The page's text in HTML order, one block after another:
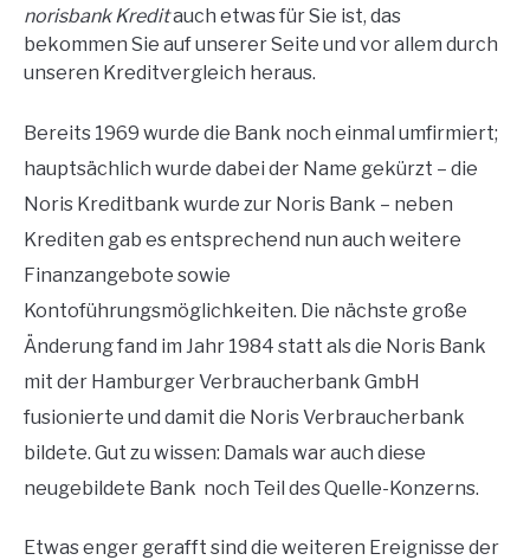
norisbank Kreditauch etwas für Sie ist, das
bekommen Sie auf unserer Seite und vor allem durch
unseren Kreditvergleich heraus.
Bereits 1969 wurde die Bank noch einmal umfirmiert;
hauptsächlich wurde dabei der Name gekürzt – die
Noris Kreditbank wurde zur Noris Bank – neben
Krediten gab es entsprechend nun auch weitere
Finanzangebote sowie
Kontoführungsmöglichkeiten. Die nächste große
Änderung fand im Jahr 1984 statt als die Noris Bank
mit der Hamburger Verbraucherbank GmbH
fusionierte und damit die Noris Verbraucherbank
bildete. Gut zu wissen: Damals war auch diese
neugebildete Bank noch Teil des Quelle-Konzerns.
Etwas enger gerafft sind die weiteren Ereignisse der